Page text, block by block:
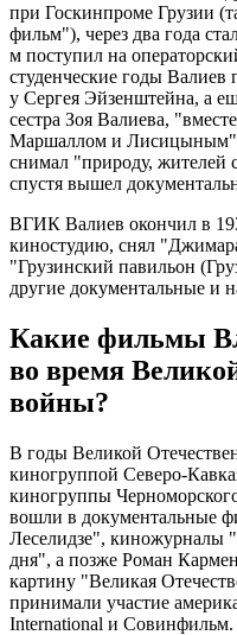
при Госкинпроме Грузии
фильм"), через два года
м поступил на
студенческие годы Валиев
у Сергея Эйзенштейна, а
сестра Зоя Валиева,
Маршаллом и
снимал "природу, жителей
спустя вышел
ВГИК Валиев окончил в
киностудию, снял
"Грузинский павильон
другие документальные и
Какие фильмы
во время
войны?
В годы Великой
киногруппой Северо-
киногруппы
вошли в документальные
Леселидзе", киножурналы
дня", а позже Роман
картину "Великая
принимали участие
International и Совинфильм.